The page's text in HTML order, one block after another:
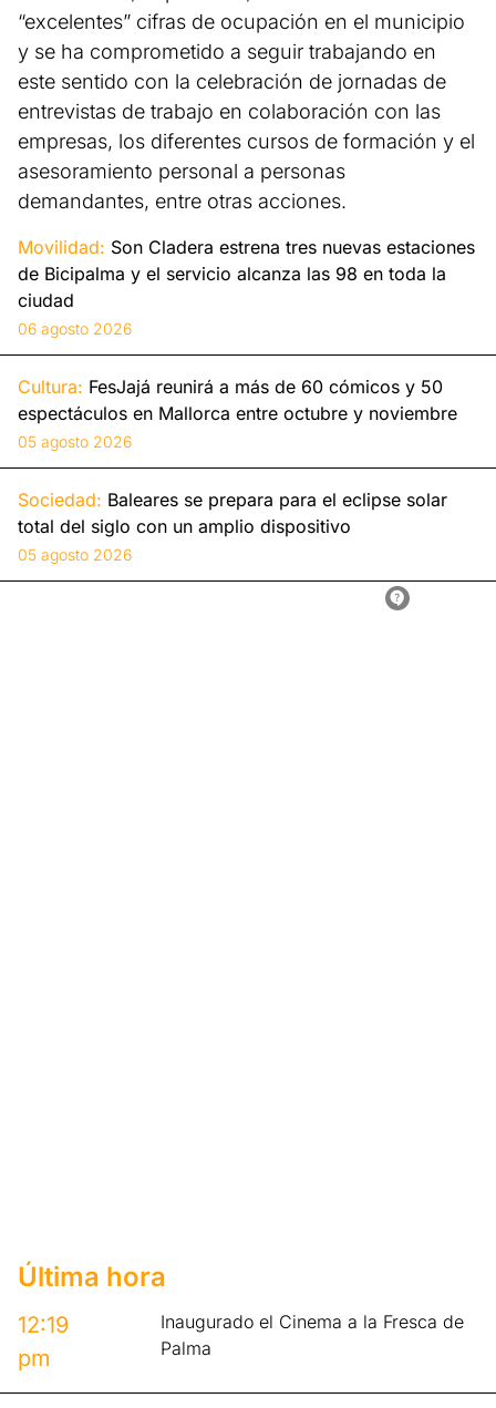
“excelentes” cifras de ocupación en el municipio
y se ha comprometido a seguir trabajando en
este sentido con la celebración de jornadas de
entrevistas de trabajo en colaboración con las
empresas, los diferentes cursos de formación y el
asesoramiento personal a personas
demandantes, entre otras acciones.
Movilidad: Son Cladera estrena tres nuevas estaciones
de Bicipalma y el servicio alcanza las 98 en toda la
ciudad
06 agosto 2026
Cultura: FesJajá reunirá a más de 60 cómicos y 50
espectáculos en Mallorca entre octubre y noviembre
05 agosto 2026
Sociedad: Baleares se prepara para el eclipse solar
total del siglo con un amplio dispositivo
05 agosto 2026
Última hora
12:19
pm
Inaugurado el Cinema a la Fresca de
Palma